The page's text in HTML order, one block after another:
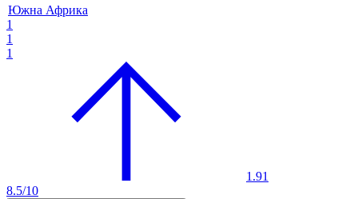
Южна Африка
1
1
1
1.91
8.5/10